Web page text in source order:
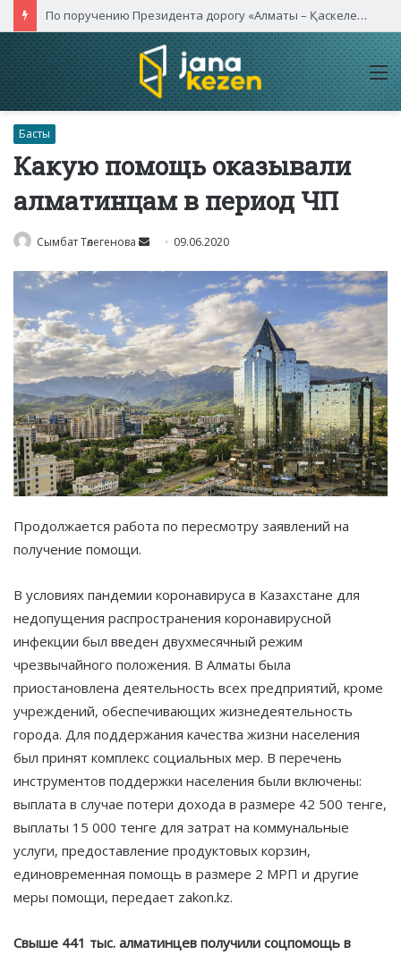
По поручению Президента дорогу «Алматы – Қаскелен» расширят до восьми полос
Басты
Какую помощь оказывали
алматинцам в период ЧП
Сымбат Төлегенова
Send 09.06.2020
Продолжается работа по пересмотру заявлений на
получение помощи.
В условиях пандемии коронавируса в Казахстане для
недопущения распространения коронавирусной
инфекции был введен двухмесячный режим
чрезвычайного положения. В Алматы была
приостановлена деятельность всех предприятий, кроме
учреждений, обеспечивающих жизнедеятельность
города. Для поддержания качества жизни населения
был принят комплекс социальных мер. В перечень
инструментов поддержки населения были включены:
выплата в случае потери дохода в размере 42 500 тенге,
выплаты 15 000 тенге для затрат на коммунальные
услуги, предоставление продуктовых корзин,
единовременная помощь в размере 2 МРП и другие
меры помощи, передает zakon.kz.
Свыше 441 тыс. алматинцев получили соцпомощь в